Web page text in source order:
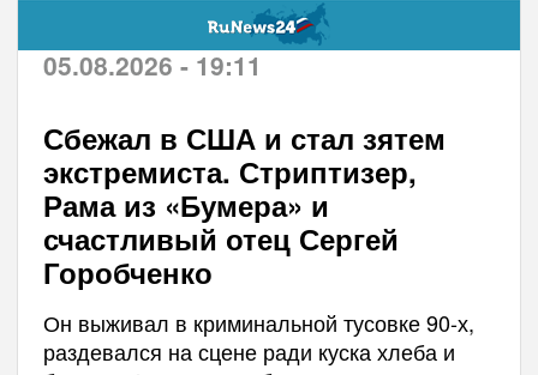
05.08.2026 - 19:11
Сбежал в США и стал зятем
экстремиста. Стриптизер,
Рама из «Бумера» и
счастливый отец Сергей
Горобченко
Он выживал в криминальной тусовке 90-х,
раздевался на сцене ради куска хлеба и